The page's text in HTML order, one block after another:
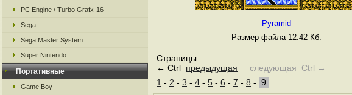
PC Engine / Turbo Grafx-16
Sega
Sega Master System
Super Nintendo
Портативные
Game Boy
Pyramid
Размер файла 12.42 Кб.
Страницы:
← Ctrl предыдущая
следующая Ctrl →
1 - 2 - 3 - 4 - 5 - 6 - 7 - 8 - 9